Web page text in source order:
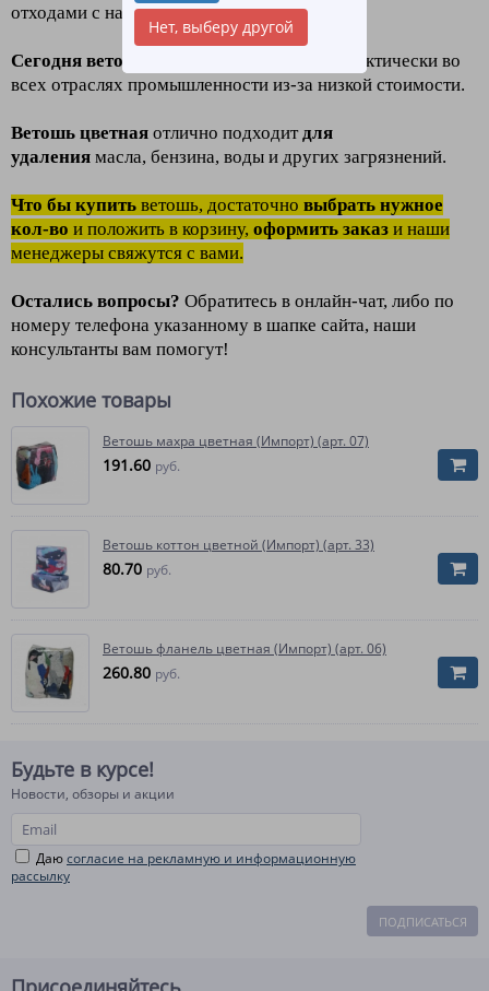
Нет, выберу другой
отходами с нашего швейного производства.
Сегодня ветошь цветная
используется практически во
всех отраслях промышленности из-за низкой стоимости.
Ветошь цветная отлично подходитдля
удаления масла, бензина, воды и других загрязнений.
Что бы купить ветошь, достаточно выбрать нужное
кол-во и положить в корзину, оформить заказ и наши
менеджеры свяжутся с вами.
Остались вопросы? Обратитесь в онлайн-чат, либо по
номеру телефона указанному в шапке сайта, наши
консультанты вам помогут!
Похожие товары
Ветошь махра цветная (Импорт) (арт. 07)
191.60 руб.
Ветошь коттон цветной (Импорт) (арт. 33)
80.70 руб.
Ветошь фланель цветная (Импорт) (арт. 06)
260.80 руб.
Будьте в курсе!
Новости, обзоры и акции
Даюсогласие на рекламную и информационную
рассылку
ПОДПИСАТЬСЯ